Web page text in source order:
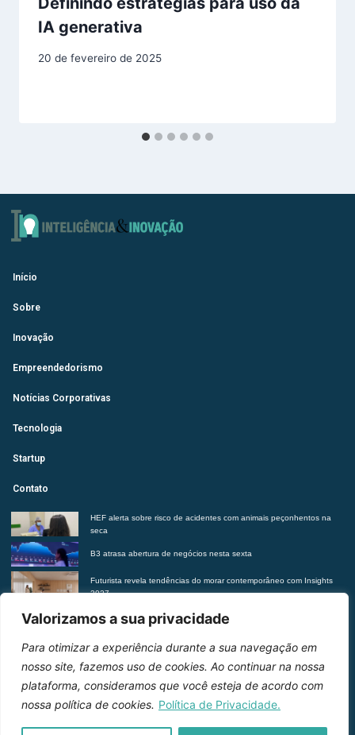
Valorizamos a sua privacidade
Para otimizar a experiência durante a sua navegação em
nosso site, fazemos uso de cookies. Ao continuar na nossa
plataforma, consideramos que você esteja de acordo com
nossa política de cookies. Política de Privacidade.
IA generativa
20 de fevereiro de 2025
Início
Sobre
Inovação
Empreendedorismo
Notícias Corporativas
Tecnologia
Startup
Contato
HEF alerta sobre risco de acidentes com animais peçonhentos na
seca
B3 atrasa abertura de negócios nesta sexta
Futurista revela tendências do morar contemporâneo com Insights
2027
Suplementação de vitaminas sem orientação médica pode trazer
riscos à saúde, alerta Hetrin
Entre em contato